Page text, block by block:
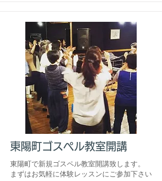
東陽町ゴスペル教室開講
東陽町で新規ゴスペル教室開講致します。
​まずはお気軽に体験レッスンにご参加下さい